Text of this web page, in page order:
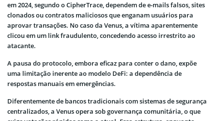
em 2024, segundo o CipherTrace, dependem de e-mails falsos, sites
clonados ou contratos maliciosos que enganam usuários para
aprovar transações. No caso da Venus, a vítima aparentemente
clicou em um link fraudulento, concedendo acesso irrestrito ao
atacante.
A pausa do protocolo, embora eficaz para conter o dano, expõe
uma limitação inerente ao modelo DeFi: a dependência de
respostas manuais em emergências.
Diferentemente de bancos tradicionais com sistemas de segurança
centralizados, a Venus opera sob governança comunitária, o que